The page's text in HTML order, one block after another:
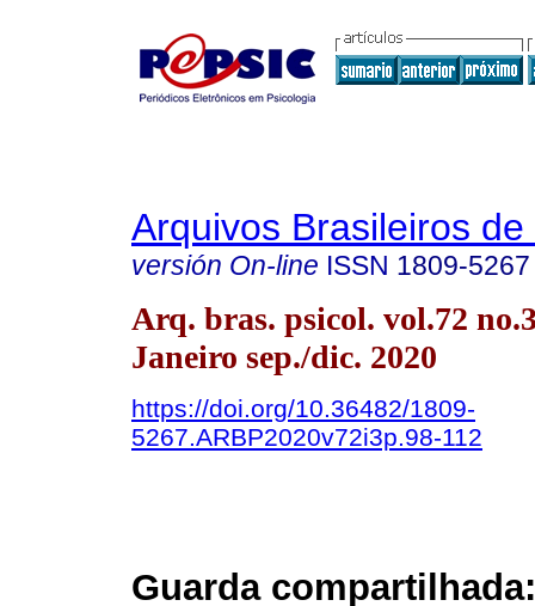
Arquivos Brasileiros
versión On-line ISSN 1809-5267
Arq. bras. psicol. vol.72
Janeiro sep./dic. 2020
https://doi.org/10.36482/1809-
5267.ARBP2020v72i3p.98-112
Guarda compartilhada: